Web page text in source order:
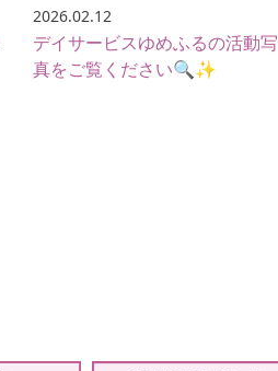
2026.02.12
デイサービスゆめふるの活動写
真をご覧ください🔍✨